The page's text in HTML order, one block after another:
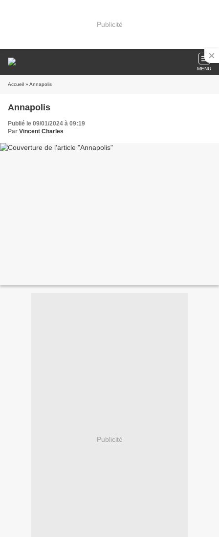
Publicité
MENU
Accueil » Annapolis
Annapolis
Publié le 09/01/2024 à 09:19
Par Vincent Charles
Publicité